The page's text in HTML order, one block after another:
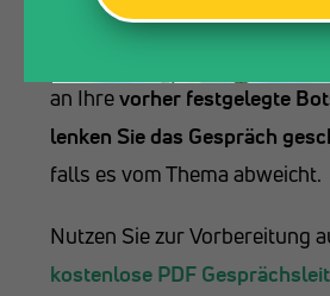
Während des Gesprächs ist
an Ihrevorher festgelegte
lenken Sie das Gespräch
falls es vom Thema abweicht.
Nutzen Sie zur Vorbereitung
kostenlose PDF